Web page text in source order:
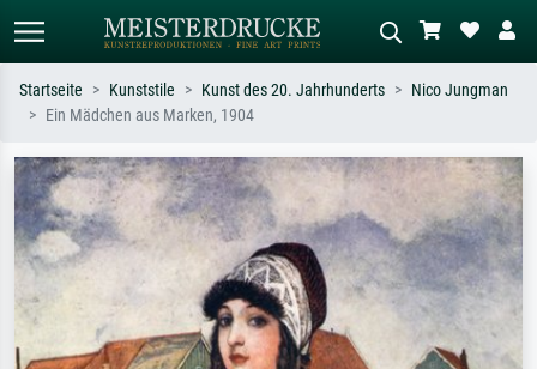
Suchen Sie nach Künstlern, Werktiteln
oder Stilen – z.B. Monet,
Sternennacht, Impressionismus, Welle
Hokusai, Akt.
Beschreiben Sie die Szene – z.B. Grüne
Wiese, Abstrakt mit viel Rot, Dunkles
Ölgemälde, Stehender Akt neben einem
Baum.
Startseite Kunststile Kunst des 20. Jahrhunderts
Nico Jungman
Ein Mädchen aus Marken, 1904